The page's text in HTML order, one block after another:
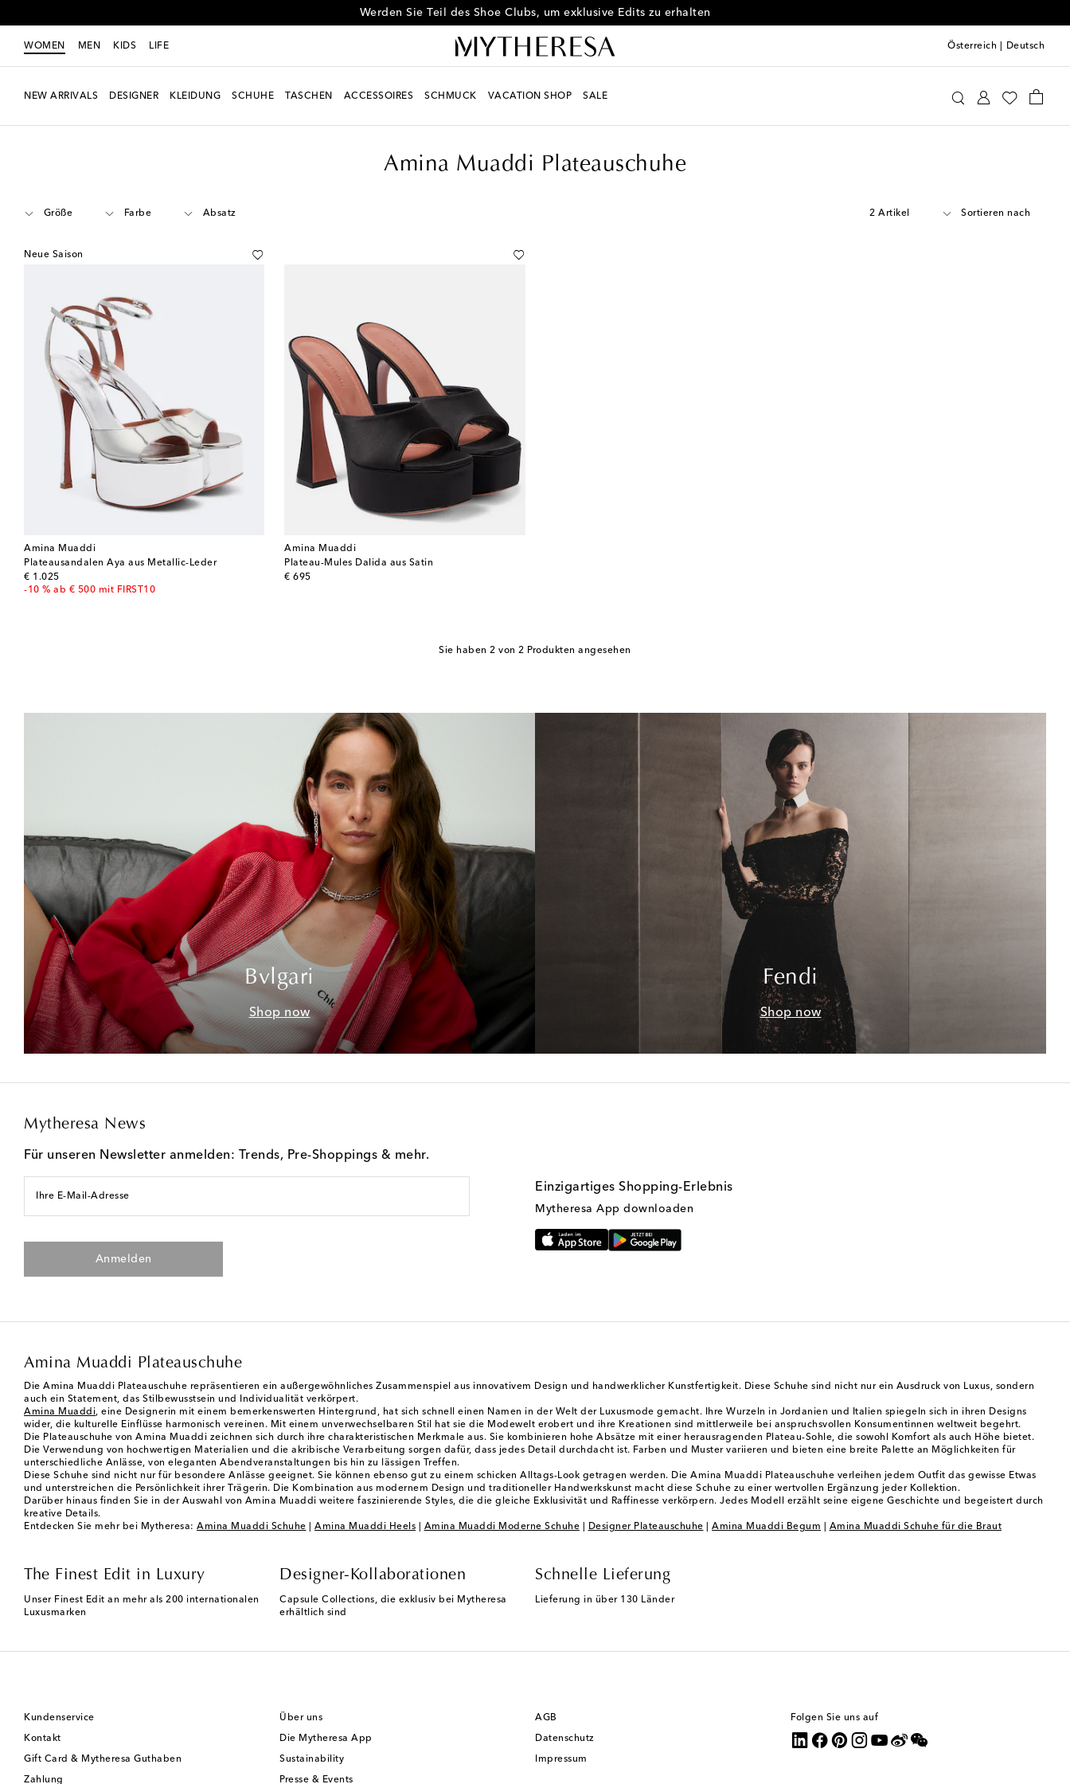
Jeder Tag ist Schuh-Tag – melden Sie sich jetzt für den Shoe Club an
WOMEN MEN KIDS LIFE Österreich Deutsch
NEW ARRIVALS DESIGNER KLEIDUNG SCHUHE TASCHEN ACCESSOIRES SCHMUCK VACATION SHOP SALE
Amina Muaddi Plateauschuhe
Größe Farbe Absatz 2 Artikel Sortieren nach
Neue Saison
Amina Muaddi
Plateausandalen Aya aus Metallic-Leder
€ 1.025
original price
-10 % ab € 500 mit FIRST10
Amina Muaddi
Plateau-Mules Dalida aus Satin
€ 695
original price
Sie haben 2 von 2 Produkten angesehen
Bvlgari
Shop now
Fendi
Shop now
Mytheresa News
Für unseren Newsletter anmelden: Trends, Pre-Shoppings & mehr.
Ihre E-Mail-Adresse
Anmelden
Einzigartiges Shopping-Erlebnis
Mytheresa App downloaden
Amina Muaddi Plateauschuhe
Die Amina Muaddi Plateauschuhe repräsentieren ein außergewöhnliches Zusammenspiel aus innovativem Design und handwerklicher Kunstfertigkeit. Diese Schuhe sind nicht nur ein Ausdruck von Luxus, sondern
auch ein Statement, das Stilbewusstsein und Individualität verkörpert.
Amina Muaddi, eine Designerin mit einem bemerkenswerten Hintergrund, hat sich schnell einen Namen in der Welt der Luxusmode gemacht. Ihre Wurzeln in Jordanien und Italien spiegeln sich in ihren Designs
wider, die kulturelle Einflüsse harmonisch vereinen. Mit einem unverwechselbaren Stil hat sie die Modewelt erobert und ihre Kreationen sind mittlerweile bei anspruchsvollen Konsumentinnen weltweit begehrt.
Die Plateauschuhe von Amina Muaddi zeichnen sich durch ihre charakteristischen Merkmale aus. Sie kombinieren hohe Absätze mit einer herausragenden Plateau-Sohle, die sowohl Komfort als auch Höhe bietet.
Die Verwendung von hochwertigen Materialien und die akribische Verarbeitung sorgen dafür, dass jedes Detail durchdacht ist. Farben und Muster variieren und bieten eine breite Palette an Möglichkeiten für
unterschiedliche Anlässe, von eleganten Abendveranstaltungen bis hin zu lässigen Treffen.
Diese Schuhe sind nicht nur für besondere Anlässe geeignet. Sie können ebenso gut zu einem schicken Alltags-Look getragen werden. Die Amina Muaddi Plateauschuhe verleihen jedem Outfit das gewisse Etwas
und unterstreichen die Persönlichkeit ihrer Trägerin. Die Kombination aus modernem Design und traditioneller Handwerkskunst macht diese Schuhe zu einer wertvollen Ergänzung jeder Kollektion.
Darüber hinaus finden Sie in der Auswahl von Amina Muaddi weitere faszinierende Styles, die die gleiche Exklusivität und Raffinesse verkörpern. Jedes Modell erzählt seine eigene Geschichte und begeistert durch
kreative Details.
Entdecken Sie mehr bei Mytheresa: Amina Muaddi Schuhe Amina Muaddi Heels Amina Muaddi Moderne Schuhe Designer Plateauschuhe Amina Muaddi Begum Amina Muaddi Schuhe für die Braut
The Finest Edit in Luxury
Unser Finest Edit an mehr als 200 internationalen
Luxusmarken
Designer-Kollaborationen
Capsule Collections, die exklusiv bei Mytheresa
erhältlich sind
Schnelle Lieferung
Lieferung in über 130 Länder
Kundenservice
Kontakt
Gift Card & Mytheresa Guthaben
Zahlung
Über uns
Die Mytheresa App
Sustainability
Presse & Events
AGB
Datenschutz
Impressum
Folgen Sie uns auf